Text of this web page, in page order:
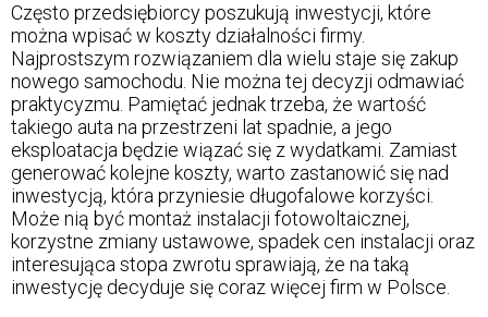
Często przedsiębiorcy poszukują inwestycji, które
można wpisać w koszty działalności firmy.
Najprostszym rozwiązaniem dla wielu staje się zakup
nowego samochodu. Nie można tej decyzji odmawiać
praktycyzmu. Pamiętać jednak trzeba, że wartość
takiego auta na przestrzeni lat spadnie, a jego
eksploatacja będzie wiązać się z wydatkami. Zamiast
generować kolejne koszty, warto zastanowić się nad
inwestycją, która przyniesie długofalowe korzyści.
Może nią być montaż instalacji fotowoltaicznej,
korzystne zmiany ustawowe, spadek cen instalacji oraz
interesująca stopa zwrotu sprawiają, że na taką
inwestycję decyduje się coraz więcej firm w Polsce.